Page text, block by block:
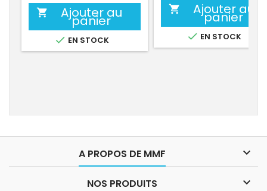
 Ajouter au
panier
 EN STOCK
 Ajouter au
panier
 EN STOCK
A PROPOS DE MMF 
NOS PRODUITS 